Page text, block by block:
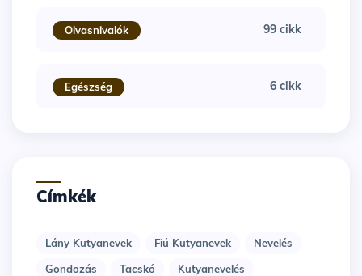
Olvasnivalók 99 cikk
Egészség 6 cikk
Címkék
Lány Kutyanevek Fiú Kutyanevek
Nevelés
Gondozás
Tacskó
Kutyanevelés